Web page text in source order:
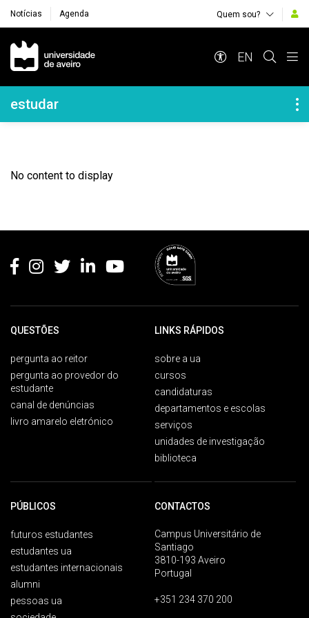
Notícias Agenda Quem sou?
Navegação Principal
EN
Navegação Lateral
estudar
No content to display
QUESTÕES
pergunta ao reitor
pergunta ao provedor do
estudante
canal de denúncias
livro amarelo eletrónico
LINKS RÁPIDOS
sobre a ua
cursos
candidaturas
departamentos e escolas
serviços
unidades de investigação
biblioteca
PÚBLICOS
futuros estudantes
estudantes ua
estudantes internacionais
alumni
pessoas ua
CONTACTOS
Campus Universitário de
Santiago
3810-193 Aveiro
Portugal
+351 234 370 200